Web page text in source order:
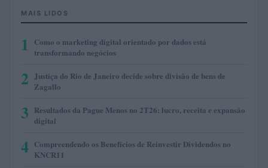
MAIS LIDOS
1
Como o marketing digital orientado por dados está
transformando negócios
2 Justiça do Rio de Janeiro decide sobre divisão de bens de
Zagallo
3 Resultados da Pague Menos no 2T26: lucro, receita e expansão
digital
4 Compreendendo os Benefícios de Reinvestir Dividendos no
KNCR11